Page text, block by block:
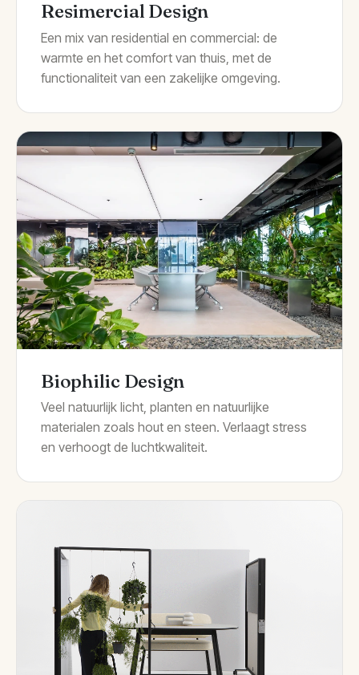
Resimercial Design
Een mix van residential en commercial: de
warmte en het comfort van thuis, met de
functionaliteit van een zakelijke omgeving.
Biophilic Design
Veel natuurlijk licht, planten en natuurlijke
materialen zoals hout en steen. Verlaagt stress
en verhoogt de luchtkwaliteit.